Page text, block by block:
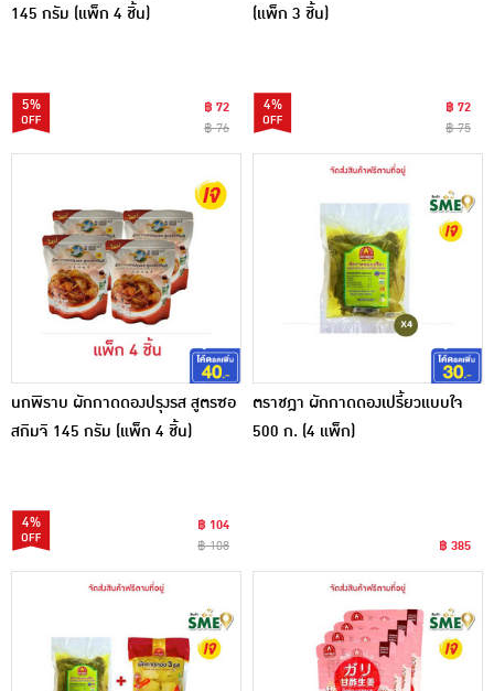
145 กรัม (แพ็ก 4 ชิ้น)
5%
฿ 72
฿ 76
(แพ็ก 3 ชิ้น)
4%
฿ 72
฿ 75
นกพิราบ ผักกาดดองปรุงรส สูตรซอ
สกิมจิ 145 กรัม (แพ็ก 4 ชิ้น)
4%
฿ 104
฿ 108
ตราชฎา ผักกาดดองเปรี้ยวแบบใจ
500 ก. (4 แพ็ก)
฿ 385